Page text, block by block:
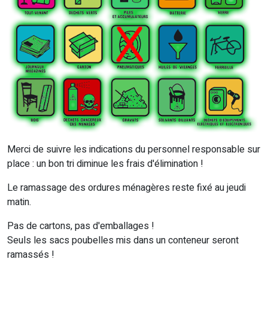
Merci de suivre les indications du personnel responsable sur
place : un bon tri diminue les frais d'élimination !
Le ramassage des ordures ménagères reste fixé au jeudi
matin.
Pas de cartons, pas d'emballages !
Seuls les sacs poubelles mis dans un conteneur seront
ramassés !